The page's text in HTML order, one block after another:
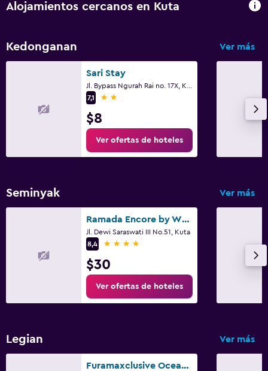
Alojamientos cercanos en Kuta
Kedonganan Ver más
Sari Stay
7,1
2 estrellas
$8
Ver ofertas de hoteles
Seminyak Ver más
Ramada Encore by Wyndham Seminyak Bali
Jl. Dewi Saraswati III No.51, Kuta
8,4
4 estrellas
$30
Ver ofertas de hoteles
Legian Ver más
Furamaxclusive Ocean Beach Seminyak Bali